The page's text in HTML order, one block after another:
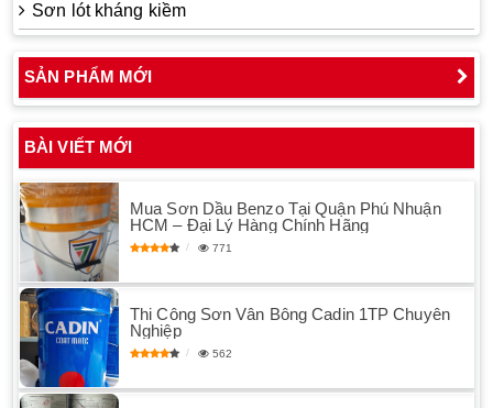
Sơn lót kháng kiềm
SẢN PHẨM MỚI
BÀI VIẾT MỚI
Mua Sơn Dầu Benzo Tại Quận Phú Nhuận
HCM – Đại Lý Hàng Chính Hãng
771
Thi Công Sơn Vân Bông Cadin 1TP Chuyên
Nghiệp
562